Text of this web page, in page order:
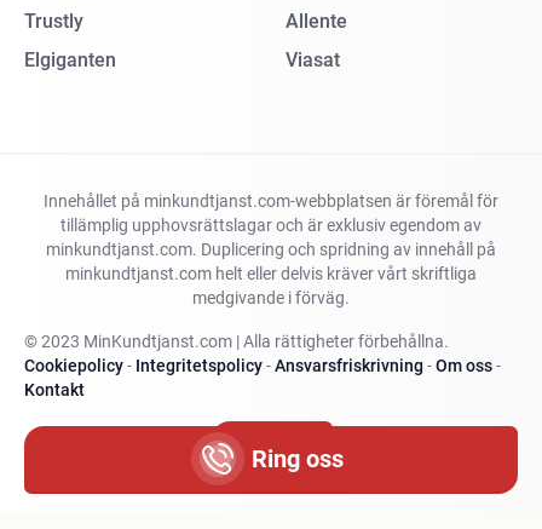
Ring oss
Trustly
Elgiganten
Allente
Viasat
Innehållet på minkundtjanst.com-webbplatsen är föremål för
tillämplig upphovsrättslagar och är exklusiv egendom av
minkundtjanst.com. Duplicering och spridning av innehåll på
minkundtjanst.com helt eller delvis kräver vårt skriftliga
medgivande i förväg.
© 2023 MinKundtjanst.com | Alla rättigheter förbehållna.
Cookiepolicy- Integritetspolicy-Ansvarsfriskrivning -Om oss-
Kontakt
Ändra land